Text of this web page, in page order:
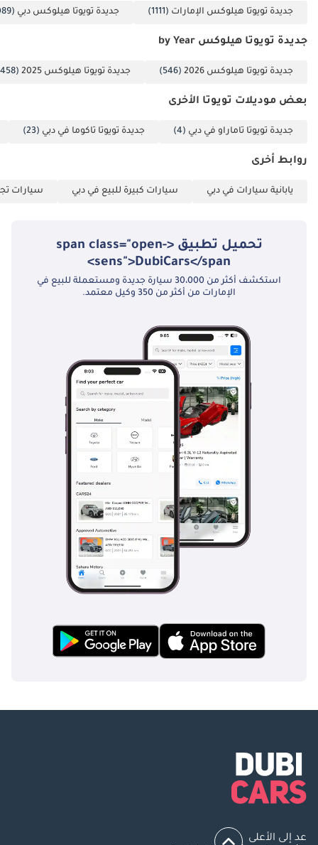
جديدة تويوتا هيلوكس الإمارات (1111) جديدة تويوتا هيلوكس دبي (1089)
جديدة تويوتا هيلوكس by Year
جديدة تويوتا هيلوكس 2026 (546) جديدة تويوتا هيلوكس 2025 (458)
بعض موديلات تويوتا الأخرى
جديدة تويوتا تاماراو في دبي (4) جديدة تويوتا تاكوما في دبي (23)
روابط أخرى
يابانية سيارات في دبي سيارات كبيرة للبيع في دبي سيارات
تحميل تطبيق <span class="open-
sens">DubiCars</span>
استكشف أكثر من 30،000 سيارة جديدة ومستعملة للبيع في
الإمارات من أكثر من 350 وكيل معتمد.
الأسطح الزلقة. يعمل الهيكل المُعزز كقفص حماية، بينما يمنح وضعية
المخاطر مُبكرًا. تُضفي ميزات السلامة السلبية، مثل مثبتات مقاعد
المتين لصندوق الشحن ثبات الأحمال الثقيلة. بالمقارنة مع العديد من
أكثر شمولًا تُلبي المعايير الدولية.
الخلاصة
الأمثل للمشترين في دول مجلس التعاون الخليجي الذين يُقدّرون المتانة
مواصفات موثوقية من بين أكثر الشاحنات متانةً في العالم، بلون فاخر وحالة
تم إنشاء هذه الإحصاءات بواسطة الذكاء الاصطناعي اعتماداً على بيانات
خبراء السوق. يُرجى دائماً فحص السيارة قبل الشراء.
عد إلى الأعلى